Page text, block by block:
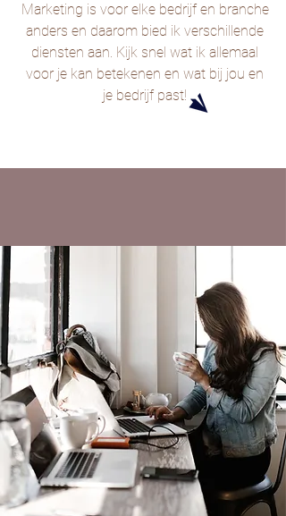
Marketing is voor elke bedrijf en branche
anders en daarom bied ik verschillende
diensten aan. Kijk snel wat ik allemaal
voor je kan betekenen en wat bij jou en
je bedrijf past!